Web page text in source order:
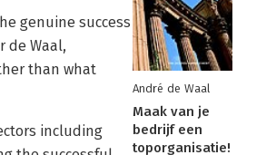
genuine success
de Waal,
than what
including
André de Waal
Maak van je
bedrijf een
toporganisatie!